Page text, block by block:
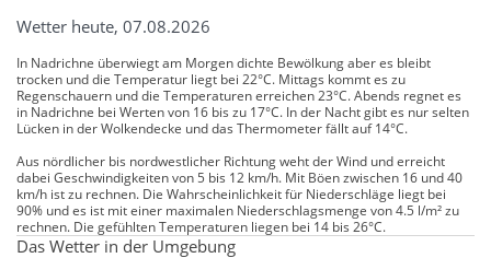
Wetter heute, 07.08.2026
In Nadrichne überwiegt am Morgen dichte Bewölkung aber es bleibt
trocken und die Temperatur liegt bei 22°C. Mittags kommt es zu
Regenschauern und die Temperaturen erreichen 23°C. Abends regnet es
in Nadrichne bei Werten von 16 bis zu 17°C. In der Nacht gibt es nur selten
Lücken in der Wolkendecke und das Thermometer fällt auf 14°C.
Aus nördlicher bis nordwestlicher Richtung weht der Wind und erreicht
dabei Geschwindigkeiten von 5 bis 12 km/h. Mit Böen zwischen 16 und 40
km/h ist zu rechnen. Die Wahrscheinlichkeit für Niederschläge liegt bei
90% und es ist mit einer maximalen Niederschlagsmenge von 4.5 l/m² zu
rechnen. Die gefühlten Temperaturen liegen bei 14 bis 26°C.
Das Wetter in der Umgebung